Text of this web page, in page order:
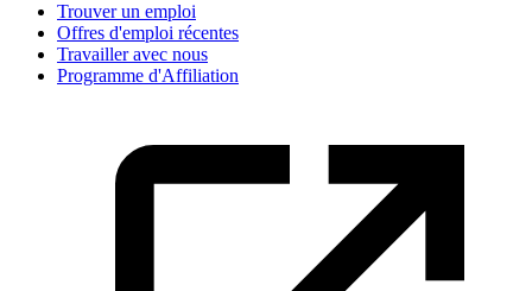
Trouver un emploi
Offres d'emploi récentes
Travailler avec nous
Programme d'Affiliation